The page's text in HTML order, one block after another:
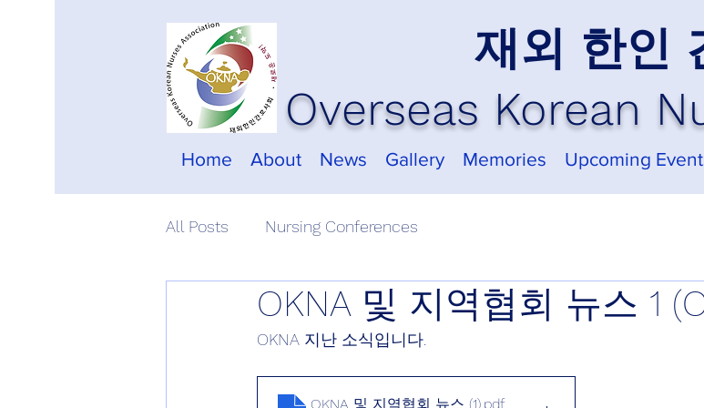
재외 한인
Overseas Korean
Home About News Gallery Memories Upcoming
All Posts Nursing Conferences
OKNA 및 지역협회 뉴스 1
OKNA 지난 소식입니다.
OKNA 및 지역협회 뉴스 (1) .pdf